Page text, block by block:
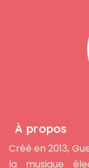
À propos
Créé en 2013,
la musique